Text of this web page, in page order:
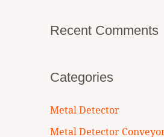
Recent Comments
Categories
Metal Detector
Metal Detector